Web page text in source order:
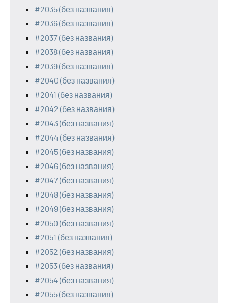
#2035 (без названия)
#2036 (без названия)
#2037 (без названия)
#2038 (без названия)
#2039 (без названия)
#2040 (без названия)
#2041 (без названия)
#2042 (без названия)
#2043 (без названия)
#2044 (без названия)
#2045 (без названия)
#2046 (без названия)
#2047 (без названия)
#2048 (без названия)
#2049 (без названия)
#2050 (без названия)
#2051 (без названия)
#2052 (без названия)
#2053 (без названия)
#2054 (без названия)
#2055 (без названия)